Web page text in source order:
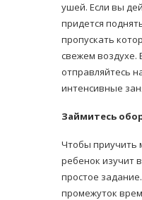
ушей. Если вы
придется
пропускать
свежем воздухе.
отправляйтесь
интенсивные
Займитесь
Чтобы приучить
ребенок изучит
простое
промежуток
принимать
никакого